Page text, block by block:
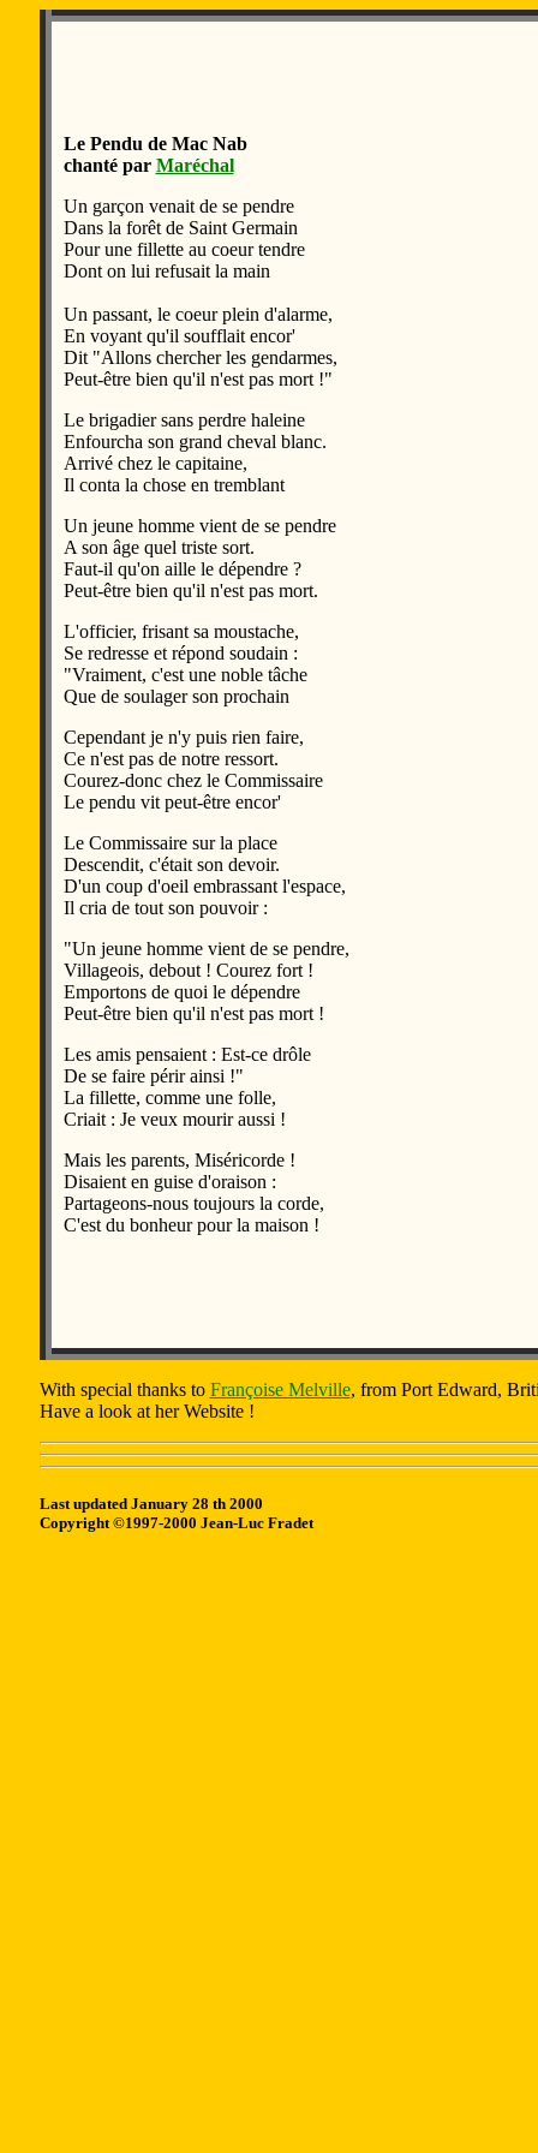
Le Pendu de Mac Nab
chanté par Maréchal
Un garçon venait de se pendre
Dans la forêt de Saint Germain
Pour une fillette au coeur tendre
Dont on lui refusait la main
Un passant, le coeur plein d'alarme,
En voyant qu'il soufflait encor'
Dit "Allons chercher les gendarmes,
Peut-être bien qu'il n'est pas mort !"
Le brigadier sans perdre haleine
Enfourcha son grand cheval blanc.
Arrivé chez le capitaine,
Il conta la chose en tremblant
Un jeune homme vient de se pendre
A son âge quel triste sort.
Faut-il qu'on aille le dépendre ?
Peut-être bien qu'il n'est pas mort.
L'officier, frisant sa moustache,
Se redresse et répond soudain :
"Vraiment, c'est une noble tâche
Que de soulager son prochain
Cependant je n'y puis rien faire,
Ce n'est pas de notre ressort.
Courez-donc chez le Commissaire
Le pendu vit peut-être encor'
Le Commissaire sur la place
Descendit, c'était son devoir.
D'un coup d'oeil embrassant l'espace,
Il cria de tout son pouvoir :
"Un jeune homme vient de se pendre,
Villageois, debout ! Courez fort !
Emportons de quoi le dépendre
Peut-être bien qu'il n'est pas mort !
Les amis pensaient : Est-ce drôle
De se faire périr ainsi !"
La fillette, comme une folle,
Criait : Je veux mourir aussi !
Mais les parents, Miséricorde !
Disaient en guise d'oraison :
Partageons-nous toujours la corde,
C'est du bonheur pour la maison !
With special thanks to Françoise Melville, from Port Edward,
Have a look at her Website !
Last updated January 28 th 2000
Copyright ©1997-2000 Jean-Luc Fradet